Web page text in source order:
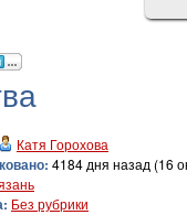
Катя Горохова
4184 дня назад (16
Без рубрики